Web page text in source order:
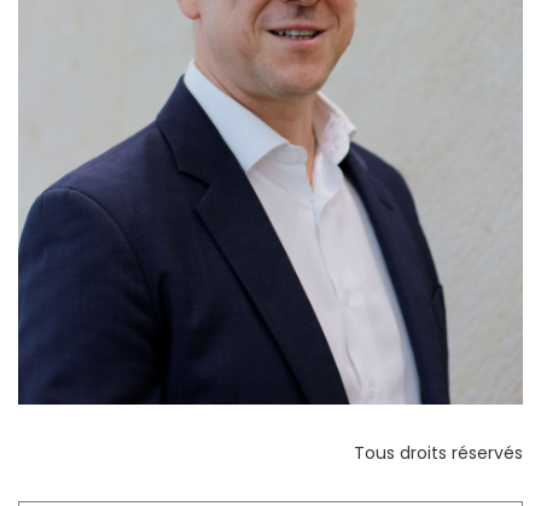
Tous droits réservés